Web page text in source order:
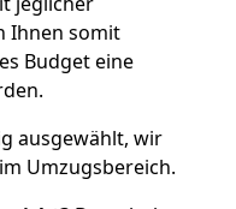
Ihnen somit
Budget eine
ausgewählt, wir
Umzugsbereich.